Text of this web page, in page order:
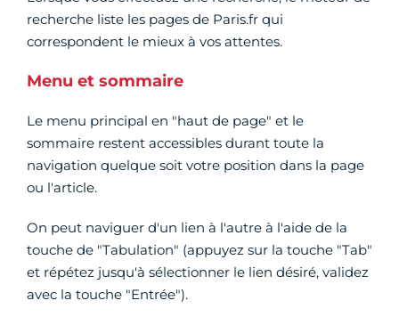
recherche liste les pages de Paris.fr qui
correspondent le mieux à vos attentes.
Menu et sommaire
Le menu principal en "haut de page" et le
sommaire restent accessibles durant toute la
navigation quelque soit votre position dans la page
ou l'article.
On peut naviguer d'un lien à l'autre à l'aide de la
touche de "Tabulation" (appuyez sur la touche "Tab"
et répétez jusqu'à sélectionner le lien désiré, validez
avec la touche "Entrée").